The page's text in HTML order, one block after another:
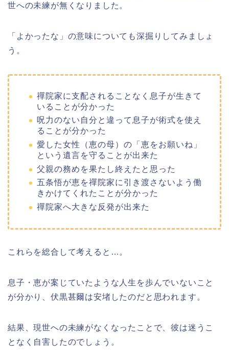
世への未練が無くなりました。
「よかったな」の意味についても深掘りしてみましょ
う。
禪院家に支配されることなく息子が生きて
いることが分かった
呪力のない自分と違って息子が術式を使え
ることが分かった
愛した女性（恵の母）の「恵をお願いね」
という遺言を守ることが出来た
父親の務めを果たし終えたと思った
五条悟が恵を禪院家に引き渡さないよう働
きかけてくれたことが分かった
禪院家へ大きな反発が出来た
これらを総合して考えると…。
息子・恵が案じていたような人生を歩んでいないこと
が分かり、伏黒甚爾は安堵したのだと思われます。
結果、現世への未練がなくなったことで、彼は迷うこ
となく自害したのでしょう。